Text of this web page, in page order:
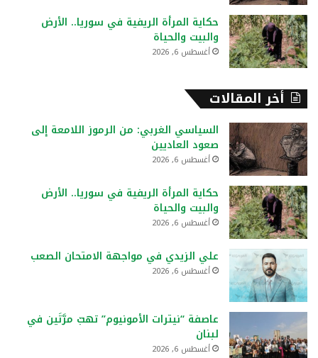
حكاية المرأة الريفية في سوريا.. الأرض
والبيت والحياة
أغسطس 6, 2026
أخر المقالات
السياسي الغربي: من الرموز اللامعة إلى
صعود العاديين
أغسطس 6, 2026
حكاية المرأة الريفية في سوريا.. الأرض
والبيت والحياة
أغسطس 6, 2026
علي الزيدي في مواجهة الامتحان الصعب
أغسطس 6, 2026
عاصفة “نيترات الأمونيوم” تهبّ مرَّتَين في
لبنان
أغسطس 6, 2026